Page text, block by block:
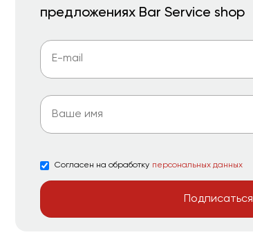
предложениях Bar Service shop
Согласен на обработку персональных данных
Подписаться